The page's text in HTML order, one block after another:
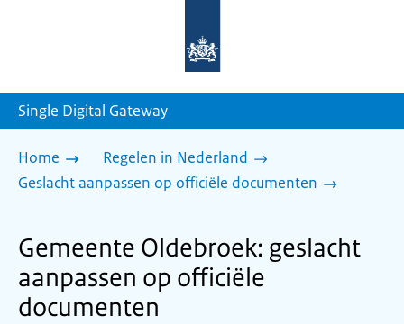
homepage
Single Digital Gateway
Home
Regelen in Nederland
Geslacht aanpassen op officiële documenten
Gemeente Oldebroek: geslacht
aanpassen op officiële
documenten